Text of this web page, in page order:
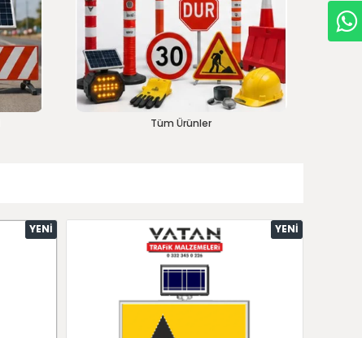
Tüm Ürünler
YENI YENI